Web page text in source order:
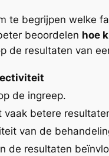
te begrijpen welke
beoordelen hoe
de resultaten van
de ingreep.
vaak betere
van de
de resultaten